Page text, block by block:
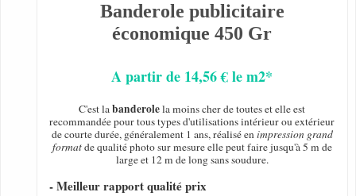
Banderole publicitaire
économique 450 Gr
A partir de 14,56 € le m2*
C'est labanderolela moins cher de toutes et elle est
recommandée pour tous types d'utilisations intérieur ou extérieur
de courte durée, généralement 1 ans, réalisé enimpression grand
formatde qualité photo sur mesure elle peut faire jusqu'à 5 m de
large et 12 m de long sans soudure.
- Meilleur rapport qualité prix